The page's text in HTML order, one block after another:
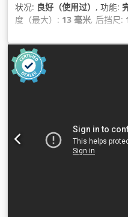
状况: 良好（使用过） , 功能:
度（最大）: 13 毫米, 后挡尺: